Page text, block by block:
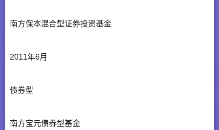
南方保本混合型证券投资基金
2011年6月
债券型
南方宝元债券型基金